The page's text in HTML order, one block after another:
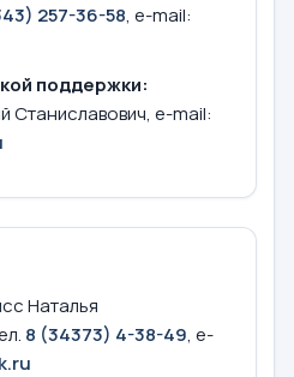
257-36-58, e-mail:
поддержки:
Станиславович, e-mail:
Наталья
8 (34373) 4-38-49, e-